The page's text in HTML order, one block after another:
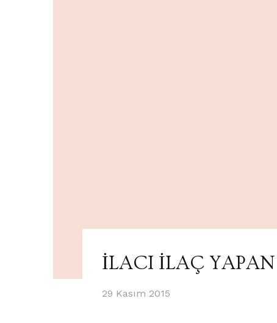
İLACI İLAÇ
29 Kasım 2015